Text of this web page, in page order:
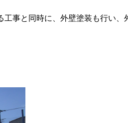
事と同時に、外壁塗装も行い